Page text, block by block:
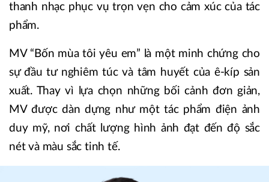
thanh nhạc phục vụ trọn vẹn cho cảm xúc của tác
phẩm.
MV “Bốn mùa tôi yêu em” là một minh chứng cho
sự đầu tư nghiêm túc và tâm huyết của ê-kíp sản
xuất. Thay vì lựa chọn những bối cảnh đơn giản,
MV được dàn dựng như một tác phẩm điện ảnh
duy mỹ, nơi chất lượng hình ảnh đạt đến độ sắc
nét và màu sắc tinh tế.